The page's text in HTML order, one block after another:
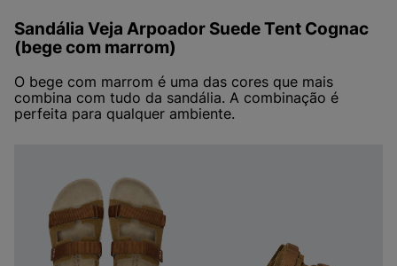
Sandália Veja Arpoador Suede Tent Cognac
(bege com marrom)
O bege com marrom é uma das cores que mais
combina com tudo da sandália. A combinação é
perfeita para qualquer ambiente.